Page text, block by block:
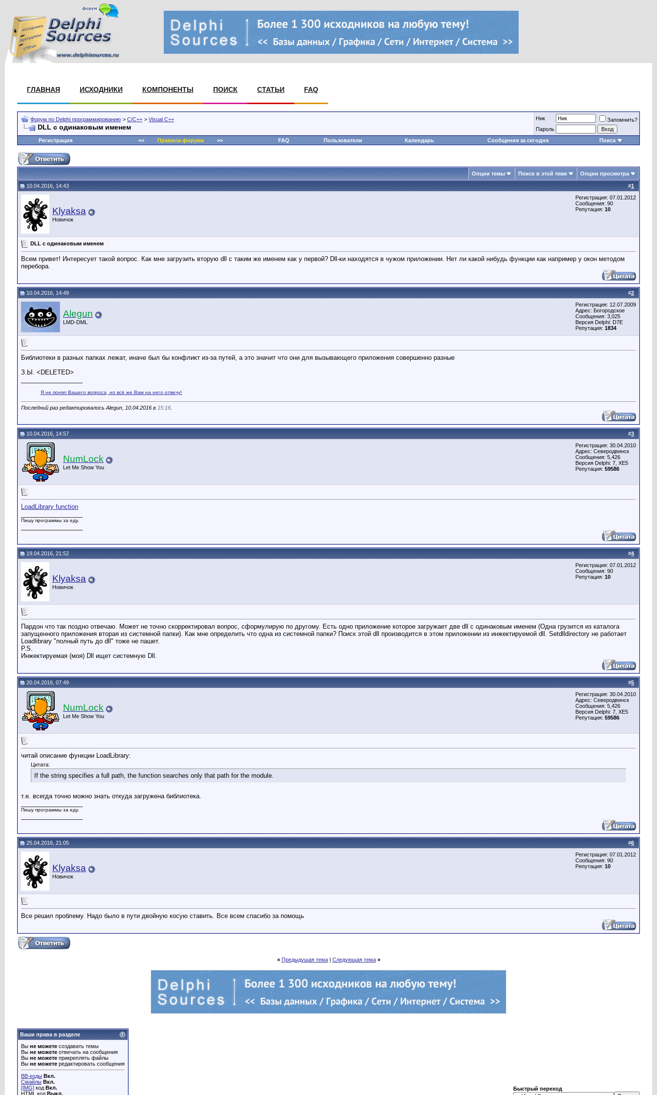
ГЛАВНАЯ ИСХОДНИКИ КОМПОНЕНТЫ ПОИСК СТАТЬИ FAQ
Форум по Delphi программированию > C/C++ > Visual C++
DLL с одинаковым именем
Ник
Запомнить?
Пароль
Регистрация
<< Правила форума>> FAQ Пользователи Календарь Сообщения за сегодня Поиск
Опции темы Поиск в этой теме Опции просмотра
#1
10.04.2016, 14:43
Klyaksa
Новичок
Регистрация: 07.01.2012
Сообщения: 90
Репутация: 10
DLL с одинаковым именем
Всем привет! Интересует такой вопрос. Как мне загрузить вторую dll с таким же именем как у первой? Dll-ки находятся в чужом приложении. Нет ли какой нибудь функции как например у окон методом
перебора.
#2
10.04.2016, 14:49
Alegun
LMD-DML
Регистрация: 12.07.2009
Адрес: Богородское
Сообщения: 3,025
Версия Delphi: D7E
Репутация: 1834
Библиотеки в разных папках лежат, иначе был бы конфликт из-за путей, а это значит что они для вызывающего приложения совершенно разные
З.Ы. <DELETED>
Я не понял Вашего вопроса, но всё же Вам на него отвечу!
Последний раз редактировалось Alegun, 10.04.2016 в 15:16
#3
10.04.2016, 14:57
NumLock
Let Me Show You
Регистрация: 30.04.2010
Адрес: Северодвинск
Сообщения: 5,426
Версия Delphi: 7, XE5
Репутация: 59586
LoadLibrary function
Пишу программы за еду.
#4
19.04.2016, 21:52
Klyaksa
Новичок
Регистрация: 07.01.2012
Сообщения: 90
Репутация: 10
Пардон что так поздно отвечаю. Может не точно скорректировал вопрос, сформулирую по другому. Есть одно приложение которое загружает две dll с одинаковым именем (Одна грузится из каталога
запущенного приложения вторая из системной папки). Как мне определить что одна из системной папки? Поиск этой dll производится в этом приложении из инжектируемой dll. Setdlldirectory не работает
Loadlibrary "полный путь до dll" тоже не пашет.
P.S.
Инжектируемая (моя) Dll ищет системную Dll.
#5
20.04.2016, 07:49
NumLock
Let Me Show You
Регистрация: 30.04.2010
Адрес: Северодвинск
Сообщения: 5,426
Версия Delphi: 7, XE5
Репутация: 59586
читай описание функции LoadLibrary:
Цитата:
If the string specifies a full path, the function searches only that path for the module.
т.е. всегда точно можно знать откуда загружена библиотека.
Пишу программы за еду.
#6
25.04.2016, 21:05
Klyaksa
Новичок
Регистрация: 07.01.2012
Сообщения: 90
Репутация: 10
Все решил проблему. Надо было в пути двойную косую ставить. Все всем спасибо за помощь
« Предыдущая тема| Следующая тема »
Ваши права в разделе
Вы не можете создавать темы
Вы не можете отвечать на сообщения
Вы не можете прикреплять файлы
Вы не можете редактировать сообщения
BB-коды Вкл.
Смайлы Вкл.
[IMG] код Вкл.
HTML код Выкл.
Быстрый переход